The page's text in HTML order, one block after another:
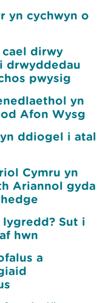
yn cychwyn o
cael dirwy
drwyddedau
pwysig
yn
Afon Wysg
ddiogel i atal
Cymru yn
Ariannol gyda
Sut i
hwn
a